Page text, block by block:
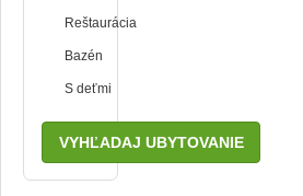
Reštaurácia
Bazén
S deťmi